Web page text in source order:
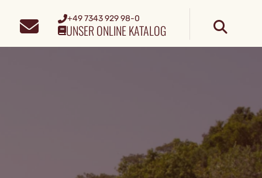
+49 7343 929 98-0
UNSER ONLINE KATALOG